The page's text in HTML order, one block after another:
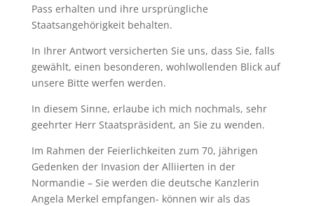
Pass erhalten und ihre ursprüngliche
Staatsangehörigkeit behalten.
In Ihrer Antwort versicherten Sie uns, dass Sie, falls
gewählt, einen besonderen, wohlwollenden Blick auf
unsere Bitte werfen werden.
In diesem Sinne, erlaube ich mich nochmals, sehr
geehrter Herr Staatspräsident, an Sie zu wenden.
Im Rahmen der Feierlichkeiten zum 70, jährigen
Gedenken der Invasion der Alliierten in der
Normandie – Sie werden die deutsche Kanzlerin
Angela Merkel empfangen- können wir als das